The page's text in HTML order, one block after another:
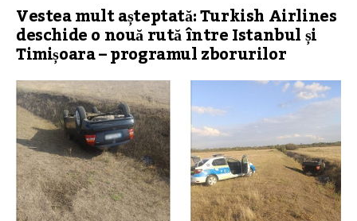
Vestea mult așteptată: Turkish Airlines
deschide o nouă rută între Istanbul și
Timișoara – programul zborurilor